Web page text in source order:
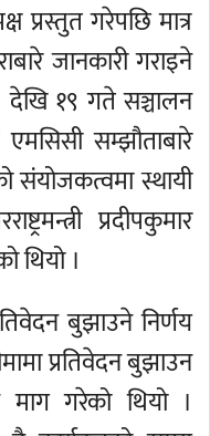
प्रस्तुत गरेपछि मात्र
जानकारी गराइने
देखि १९ गते सञ्चालन
सम्झौताबारे
संयोजकत्वमा स्थायी
प्रदीपकुमार
थियो ।
बुझाउने निर्णय
प्रतिवेदन बुझाउन
गरेको थियो ।